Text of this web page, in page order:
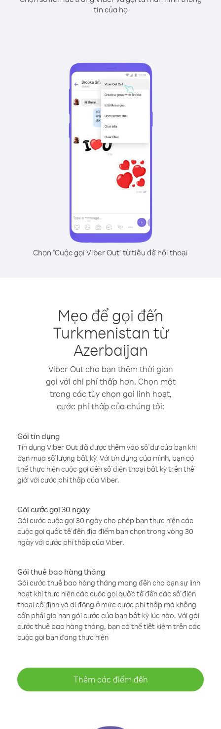
tin của họ
Chọn "Cuộc gọi Viber Out" từ tiêu đề hội thoại
Mẹo để gọi đến
Turkmenistan từ
Azerbaijan
Viber Out cho bạn thêm thời gian
gọi với chi phí thấp hơn. Chọn một
trong các tùy chọn gọi linh hoạt,
cước phí thấp của chúng tôi:
Gói tín dụng
Tín dụng Viber Out đã được thêm vào số dư của bạn khi
bạn mua số lượng bất kỳ. Với tín dụng của mình, bạn có
thể thực hiện cuộc gọi đến số điện thoại bất kỳ trên thế
giới với cước phí thấp của Viber.
Gói cước gọi 30 ngày
Gói cước cuộc gọi 30 ngày cho phép bạn thực hiện các
cuộc gọi quốc tế đến địa điểm bạn chọn trong vòng 30
ngày với cước phí thấp của Viber.
Gói thuê bao hàng tháng
Gói cước thuê bao hàng tháng mang đến cho bạn sự linh
hoạt khi thực hiện các cuộc gọi quốc tế đến các số điện
thoại cố định và di động ở mức cước phí thấp mà không
cần phải gia hạn gói cước của bạn bất kỳ lúc nào. Với gói
cước thuê bao hàng tháng, bạn có thể tiết kiệm trên các
cuộc gọi bạn đang thực hiện
Thêm các điểm đến